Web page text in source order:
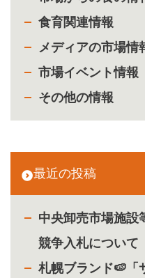
食育関連情報
メディアの市場情
市場イベント情報
その他の情報
最近の投稿
中央卸売市場施設
競争入札について
札幌ブランド🍉「